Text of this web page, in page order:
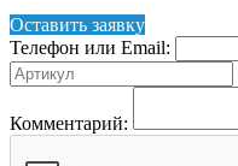
Оставить заявку
Телефон или Email:
Комментарий: